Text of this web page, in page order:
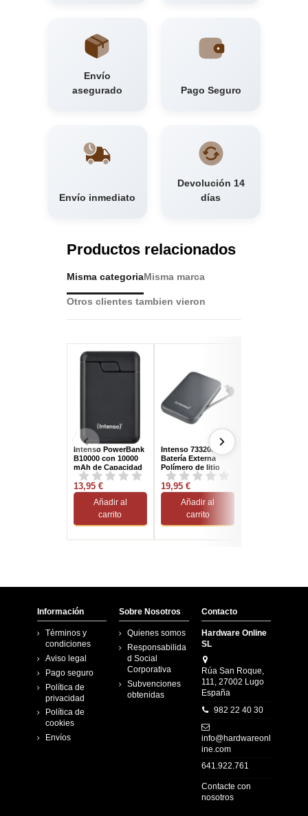
Envío
asegurado
Pago Seguro
Envío inmediato
Devolución 14
días
Productos relacionados
Misma categoriaMisma marca
Otros clientes tambien vieron
Intenso PowerBank
B10000 con 10000
mAh de Capacidad
y Carga simultánea
de 3...
13,95 €
Añadir al
carrito
Intenso 7332034
Batería Externa
Polímero de litio
10000 mAh Gris
19,95 €
Añadir al
carrito
Información
Términos y
condiciones
Aviso legal
Pago seguro
Política de
privacidad
Política de
cookies
Envíos
Sobre Nosotros
Quienes somos
Responsabilida
d Social
Corporativa
Subvenciones
obtenidas
Contacto
Hardware Online
SL
Rúa San Roque,
111, 27002 Lugo
España
982 22 40 30
info@hardwareonl
ine.com
641.922.761
Contacte con
nosotros